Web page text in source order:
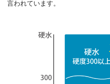
言われています。